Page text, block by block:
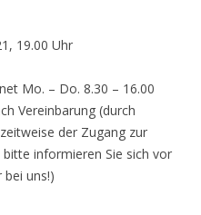
19.00 Uhr
Mo. – Do. 8.30 – 16.00
Vereinbarung (durch
der Zugang zur
informieren Sie sich vor
uns!)